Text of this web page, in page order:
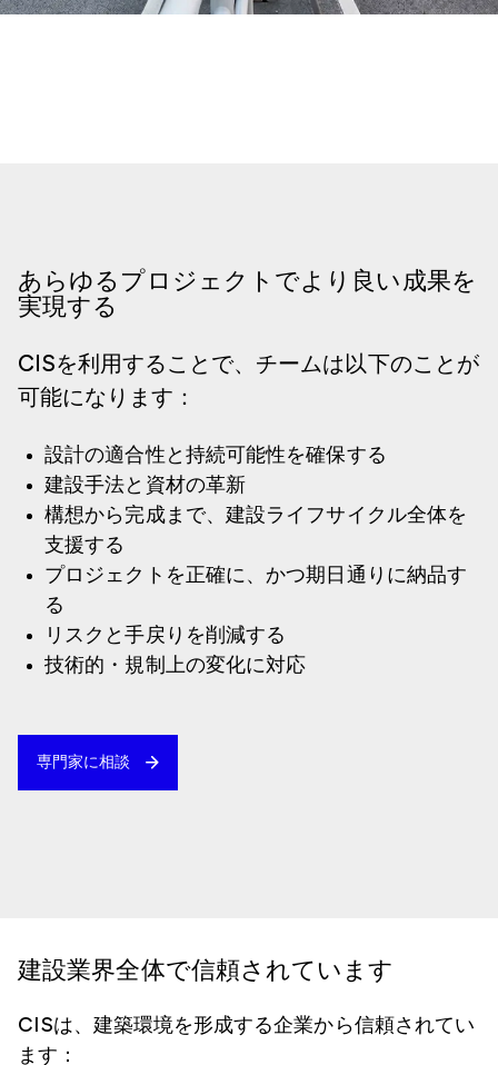
あらゆるプロジェクトでより良い成果を
実現する
CISを利用することで、チームは以下のことが
可能になります：
設計の適合性と持続可能性を確保する
建設手法と資材の革新
構想から完成まで、建設ライフサイクル全体を
支援する
プロジェクトを正確に、かつ期日通りに納品す
る
リスクと手戻りを削減する
技術的・規制上の変化に対応
専門家に相談
建設業界全体で信頼されています
CISは、建築環境を形成する企業から信頼されてい
ます：